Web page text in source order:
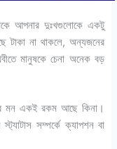
আপনার দুঃখগুলোকে একটু
টাকা না থাকলে, অন্যজনের
মানুষকে চেনা অনেক বড়
মন একই রকম আছে কিনা।
স্ট্যাটাস সম্পর্কে ক্যাপশন বা